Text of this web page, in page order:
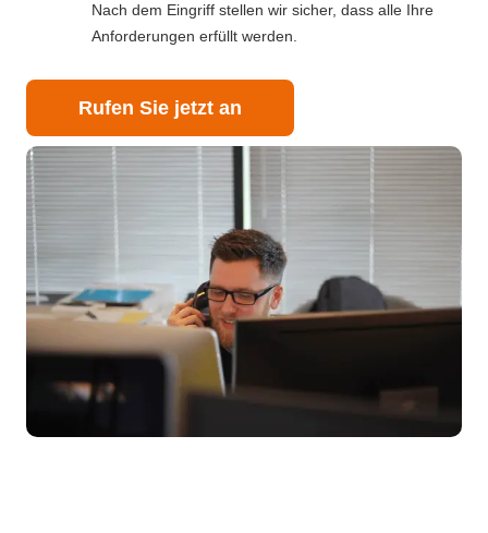
Nach dem Eingriff stellen wir sicher, dass alle Ihre
Anforderungen erfüllt werden.
Rufen Sie jetzt an